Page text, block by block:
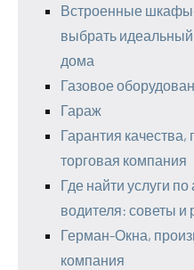
Встроенные шкафы-
выбрать
дома
Газовое
Гараж
Гарантия
торговая компания
Где найти услуги
водителя: советы и
Герман-Окна,
компания